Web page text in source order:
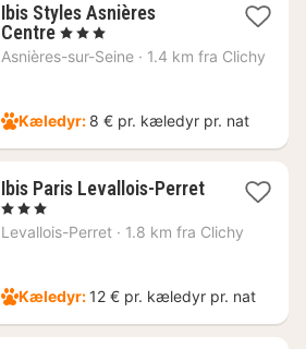
Ibis Styles Asnières
Centre2
nætter
kr.
, 3 Stjerner
Asnières-sur-Seine · 1.4 km fra Clichy
Kæledyr: 8 € pr. kæledyr pr. nat
Ibis Paris Levallois-Perret
1
nat
kr.
, 3 Stjerner
Levallois-Perret · 1.8 km fra Clichy
Kæledyr: 12 € pr. kæledyr pr. nat